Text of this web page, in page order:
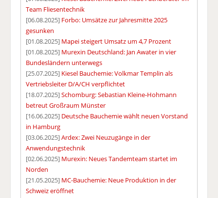
Team Fliesentechnik
[06.08.2025] Forbo: Umsätze zur Jahresmitte 2025
gesunken
[01.08.2025] Mapei steigert Umsatz um 4,7 Prozent
[01.08.2025] Murexin Deutschland: Jan Awater in vier
Bundesländern unterwegs
[25.07.2025] Kiesel Bauchemie: Volkmar Templin als
Vertriebsleiter D/A/CH verpflichtet
[18.07.2025]Schomburg: Sebastian Kleine-Hohmann
betreut Großraum Münster
[16.06.2025] Deutsche Bauchemie wählt neuen Vorstand
in Hamburg
[03.06.2025]Ardex: Zwei Neuzugänge in der
Anwendungstechnik
[02.06.2025] Murexin: Neues Tandemteam startet im
Norden
[21.05.2025] MC-Bauchemie: Neue Produktion in der
Schweiz eröffnet